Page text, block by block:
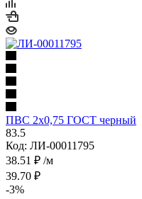
ПВС 2х0,75 ГОСТ черный
83.5
Код: ЛИ-00011795
38.51 ₽ /м
39.70 ₽
-3%